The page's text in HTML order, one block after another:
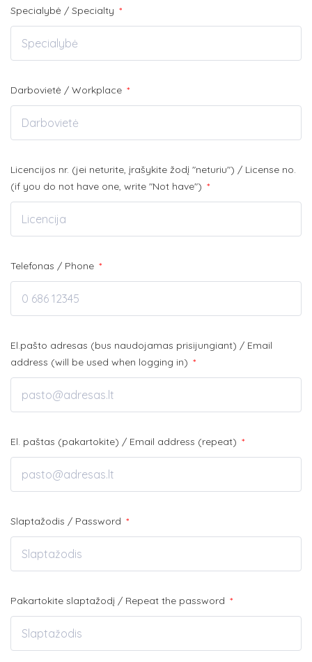
Specialybė / Specialty *
Darbovietė / Workplace *
Licencijos nr. (jei neturite, įrašykite žodį "neturiu") / License no.
(if you do not have one, write "Not have") *
Telefonas / Phone *
El.pašto adresas (bus naudojamas prisijungiant) / Email
address (will be used when logging in) *
El. paštas (pakartokite) / Email address (repeat) *
Slaptažodis / Password *
Pakartokite slaptažodį / Repeat the password *